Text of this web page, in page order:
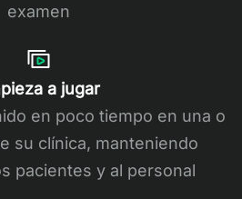
examen
a jugar
en poco tiempo en una o
su clínica, manteniendo
pacientes y al personal